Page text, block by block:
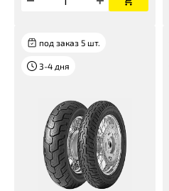
под заказ 5 шт.
3-4 дня